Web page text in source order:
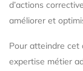
d’actions
améliorer et
Pour atteindre cet
expertise métier